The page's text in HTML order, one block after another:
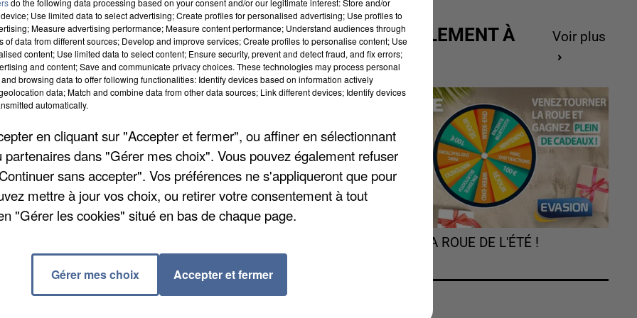
end !
du 8 au 10 mai, cette année sur le thème « les
vous attend sur place dont les grands
pyrosymphonique et, bien sûr, couronnement
et sa dizaine de chars le dimanche. À noter la
le programme sur
exposition à Élancourt
de SQY accueille l’exposition « À vos marques,
gaming et ses liens avec le sport des années 70 à
une sélection d’objets rares, de consoles de
offre aussi à leurs pouces 12 jeux historiques à
de 14h à 17h hors jours fériés.
ACTUELLEMENT À
GAGNER
Voir plus
TOURNEZ LA ROUE DE L'ÉTÉ !
do the following data processing based on your consent and/or our legitimate interest: Store and/or
Use limited data to select advertising; Create profiles for personalised advertising; Use profiles to
Measure advertising performance; Measure content performance; Understand audiences through
of data from different sources; Develop and improve services; Create profiles to personalise content; Use
content; Use limited data to select content; Ensure security, prevent and detect fraud, and fix errors;
and content; Save and communicate privacy choices. These technologies may process personal
browsing data to offer following functionalities: Identify devices based on information actively
data; Match and combine data from other data sources; Link different devices; Identify devices
automatically.
en cliquant sur "Accepter et fermer", ou affiner en sélectionnant
partenaires dans "Gérer mes choix". Vous pouvez également refuser
sans accepter". Vos préférences ne s'appliqueront que pour
mettre à jour vos choix, ou retirer votre consentement à tout
"Gérer les cookies" situé en bas de chaque page.
Gérer mes choix Accepter et fermer